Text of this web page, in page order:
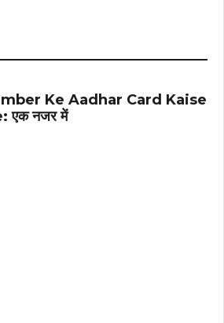
Ke Aadhar Card Kaise
एक नजर में